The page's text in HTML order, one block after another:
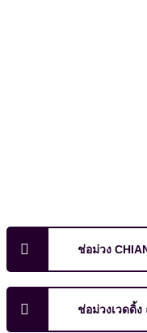
ช่อม่วง
ช่อม่วงเวดดิ้